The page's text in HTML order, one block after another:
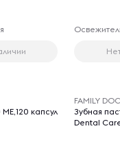
капсул
FAMILY
Зубная
Dental